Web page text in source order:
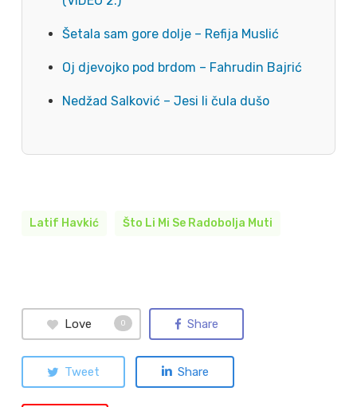
Šetala sam gore dolje – Refija Muslić
Oj djevojko pod brdom – Fahrudin Bajrić
Nedžad Salković – Jesi li čula dušo
Latif Havkić Što Li Mi Se Radobolja Muti
Love 0 Share
Tweet Share